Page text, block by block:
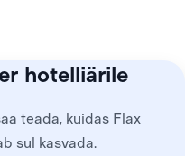
hotelliärile
teada, kuidas Flax
sul kasvada.